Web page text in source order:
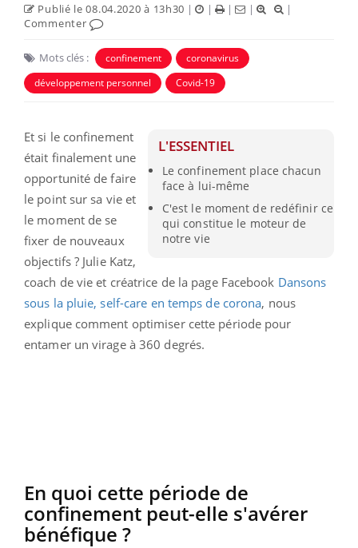
Publié le 08.04.2020 à 13h30 | | | |
|
Commenter
Mots clés : confinement
coronavirus
développement personnel
Covid-19
L'ESSENTIEL
Le confinement place chacun
face à lui-même
C'est le moment de redéfinir ce
qui constitue le moteur de
notre vie
Et si le confinement
était finalement une
opportunité de faire
le point sur sa vie et
le moment de se
fixer de nouveaux
objectifs ? Julie Katz,
coach de vie et créatrice de la page Facebook Dansons
sous la pluie, self-care en temps de corona, nous
explique comment optimiser cette période pour
entamer un virage à 360 degrés.
En quoi cette période de
confinement peut-elle s'avérer
bénéfique ?